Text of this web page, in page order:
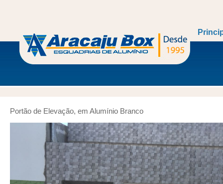
Portão de Elevação, em Alumínio Branco